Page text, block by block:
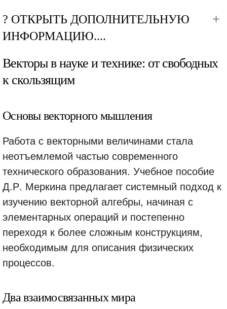
? ОТКРЫТЬ ДОПОЛНИТЕЛЬНУЮ
ИНФОРМАЦИЮ....
Векторы в науке и технике: от свободных
к скользящим
Основы векторного мышления
Работа с векторными величинами стала
неотъемлемой частью современного
технического образования. Учебное пособие
Д.Р. Меркина предлагает системный подход к
изучению векторной алгебры, начиная с
элементарных операций и постепенно
переходя к более сложным конструкциям,
необходимым для описания физических
процессов.
Два взаимосвязанных мира